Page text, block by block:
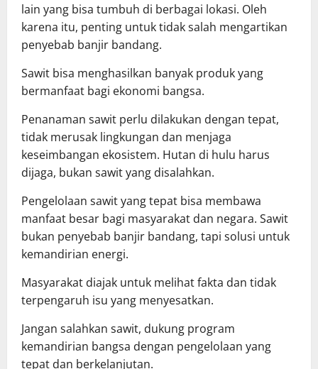
lain yang bisa tumbuh di berbagai lokasi. Oleh
karena itu, penting untuk tidak salah mengartikan
penyebab banjir bandang.
Sawit bisa menghasilkan banyak produk yang
bermanfaat bagi ekonomi bangsa.
Penanaman sawit perlu dilakukan dengan tepat,
tidak merusak lingkungan dan menjaga
keseimbangan ekosistem. Hutan di hulu harus
dijaga, bukan sawit yang disalahkan.
Pengelolaan sawit yang tepat bisa membawa
manfaat besar bagi masyarakat dan negara. Sawit
bukan penyebab banjir bandang, tapi solusi untuk
kemandirian energi.
Masyarakat diajak untuk melihat fakta dan tidak
terpengaruh isu yang menyesatkan.
Jangan salahkan sawit, dukung program
kemandirian bangsa dengan pengelolaan yang
tepat dan berkelanjutan.